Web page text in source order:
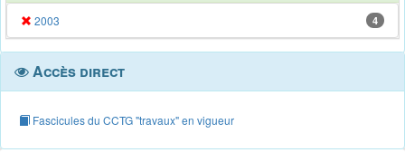
2003 4
Accès direct
Fascicules du CCTG "travaux" en vigueur